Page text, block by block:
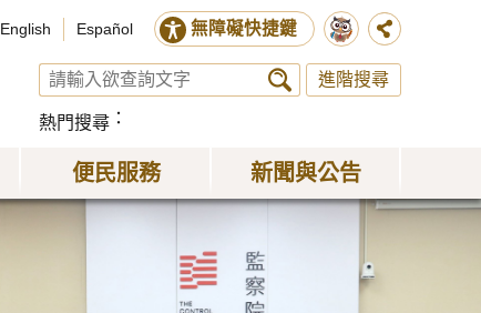
English Español 無障礙快捷鍵
進階搜尋
熱門搜尋
便民服務 新聞與公告